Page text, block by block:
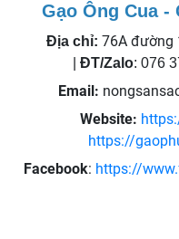
Gạo Ông Cua -
Địa chỉ: 76A đường
ĐT/Zalo: 076
Email:
Website:
https://
Facebook: https://